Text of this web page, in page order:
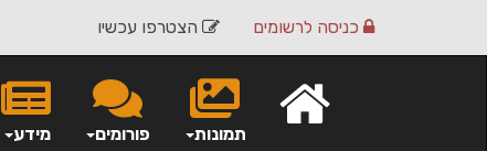
הצטרפו עכשיו כניסה לרשומים
מידע פורומים תמונות